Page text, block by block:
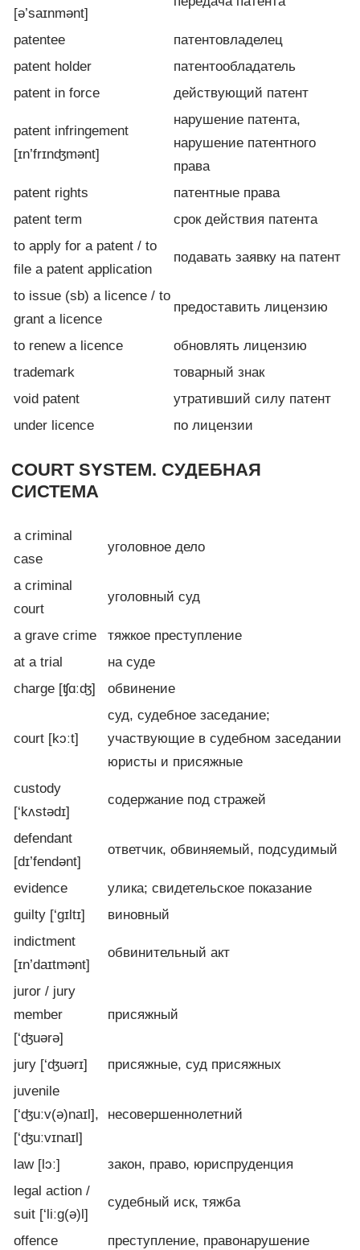
[ə’saɪnmənt]
patentee
патентовладелец
patent holder
патентообладатель
patent in force
действующий патент
patent infringement
[ɪn’frɪnʤmənt]
нарушение патента,
нарушение патентного
права
patent rights
патентные права
patent term
срок действия патента
to apply for a patent / to
file a patent application
подавать заявку на патент
to issue (sb) a licence / to
grant a licence
предоставить лицензию
to renew a licence
обновлять лицензию
trademark
товарный знак
void patent
утративший силу патент
under licence
по лицензии
COURT SYSTEM. СУДЕБНАЯ
СИСТЕМА
a criminal
case
уголовное дело
a criminal
court
уголовный суд
a grave crime
тяжкое преступление
at a trial
на суде
charge [ʧɑːʤ]
обвинение
court [kɔːt]
суд, судебное заседание;
участвующие в судебном заседании
юристы и присяжные
custody
[‘kʌstədɪ]
содержание под стражей
defendant
[dɪ’fendənt]
ответчик, обвиняемый, подсудимый
evidence
улика; свидетельское показание
guilty [‘gɪltɪ]
виновный
indictment
[ɪn’daɪtmənt]
обвинительный акт
juror / jury
member
[‘ʤuərə]
присяжный
jury [‘ʤuərɪ]
присяжные, суд присяжных
juvenile
[‘ʤuːv(ə)naɪl],
[‘ʤuːvɪnaɪl]
несовершеннолетний
law [lɔː]
закон, право, юриспруденция
legal action /
suit [‘liːg(ə)l]
судебный иск, тяжба
offence
преступление, правонарушение